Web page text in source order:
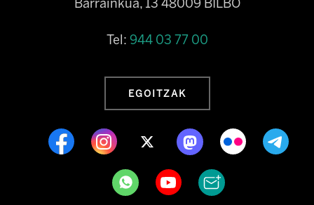
Barrainkua, 13 48009 BILBO
Tel: 944 03 77 00
EGOITZAK